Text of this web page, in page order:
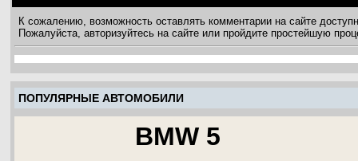
К сожалению, возможность оставлять комментарии на сайте
Пожалуйста, авторизуйтесь на сайте или пройдите простейшую
ПОПУЛЯРНЫЕ АВТОМОБИЛИ
BMW 5